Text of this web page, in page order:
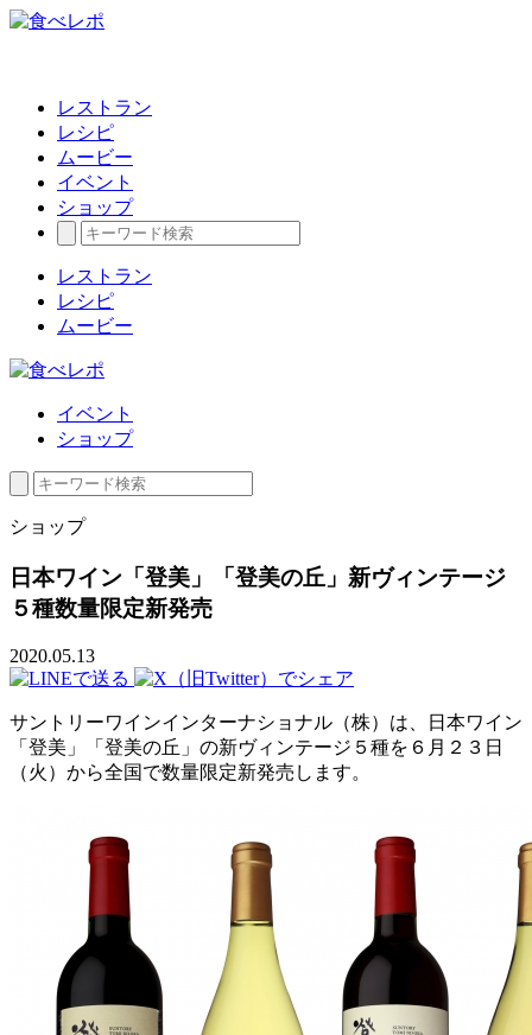
レストラン
レシピ
ムービー
イベント
ショップ
レストラン
レシピ
ムービー
イベント
ショップ
ショップ
日本ワイン「登美」「登美の丘」新ヴィンテージ
５種数量限定新発売
2020.05.13
サントリーワインインターナショナル（株）は、日本ワイン
「登美」「登美の丘」の新ヴィンテージ５種を６月２３日
（火）から全国で数量限定新発売します。